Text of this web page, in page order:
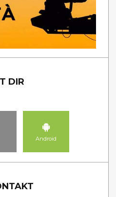
DIR
Android